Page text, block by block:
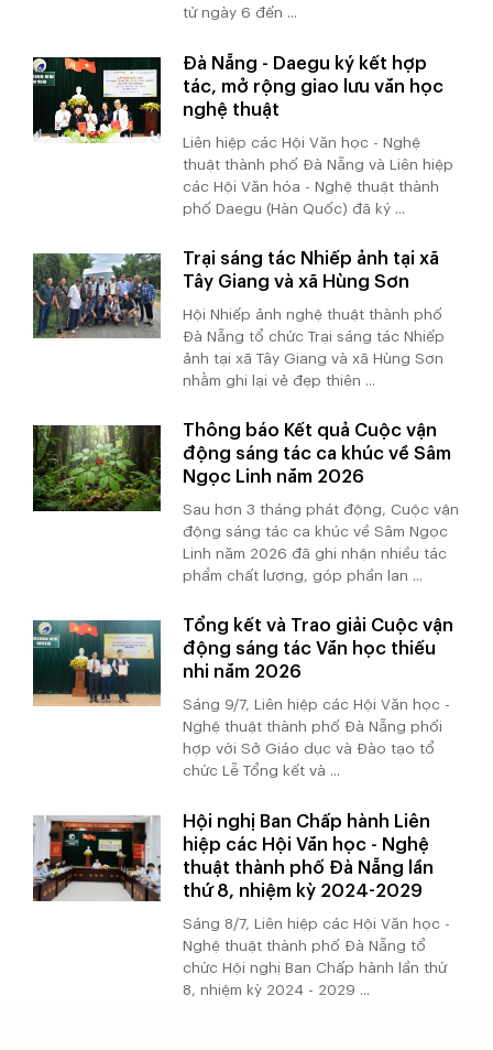
từ ngày 6 đến ...
Đà Nẵng - Daegu ký kết hợp
tác, mở rộng giao lưu văn học
nghệ thuật
Liên hiệp các Hội Văn học - Nghệ
thuật thành phố Đà Nẵng và Liên hiệp
các Hội Văn hóa - Nghệ thuật thành
phố Daegu (Hàn Quốc) đã ký ...
Trại sáng tác Nhiếp ảnh tại xã
Tây Giang và xã Hùng Sơn
Hội Nhiếp ảnh nghệ thuật thành phố
Đà Nẵng tổ chức Trại sáng tác Nhiếp
ảnh tại xã Tây Giang và xã Hùng Sơn
nhằm ghi lại vẻ đẹp thiên ...
Thông báo Kết quả Cuộc vận
động sáng tác ca khúc về Sâm
Ngọc Linh năm 2026
Sau hơn 3 tháng phát động, Cuộc vận
động sáng tác ca khúc về Sâm Ngọc
Linh năm 2026 đã ghi nhận nhiều tác
phẩm chất lượng, góp phần lan ...
Tổng kết và Trao giải Cuộc vận
động sáng tác Văn học thiếu
nhi năm 2026
Sáng 9/7, Liên hiệp các Hội Văn học -
Nghệ thuật thành phố Đà Nẵng phối
hợp với Sở Giáo dục và Đào tạo tổ
chức Lễ Tổng kết và ...
Hội nghị Ban Chấp hành Liên
hiệp các Hội Văn học - Nghệ
thuật thành phố Đà Nẵng lần
thứ 8, nhiệm kỳ 2024-2029
Sáng 8/7, Liên hiệp các Hội Văn học -
Nghệ thuật thành phố Đà Nẵng tổ
chức Hội nghị Ban Chấp hành lần thứ
8, nhiệm kỳ 2024 - 2029 ...